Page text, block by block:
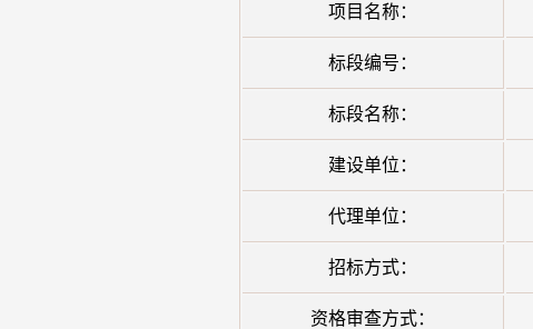
项目名称：
标段编号：
标段名称：
建设单位：
代理单位：
招标方式：
资格审查方式：